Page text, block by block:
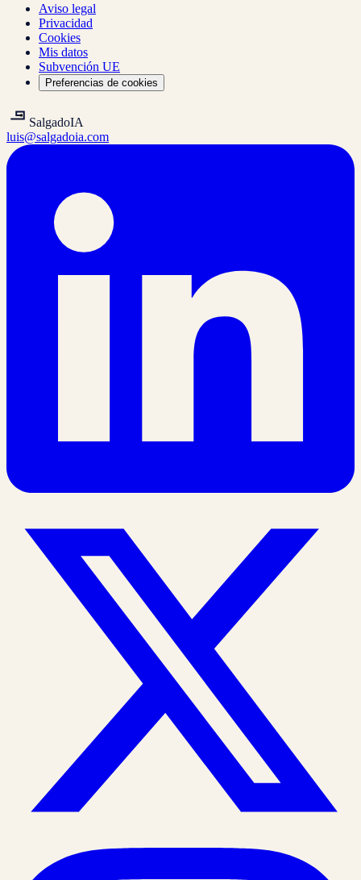
Aviso legal
Privacidad
Cookies
Mis datos
Subvención UE
Preferencias de cookies
SalgadoIA
luis@salgadoia.com